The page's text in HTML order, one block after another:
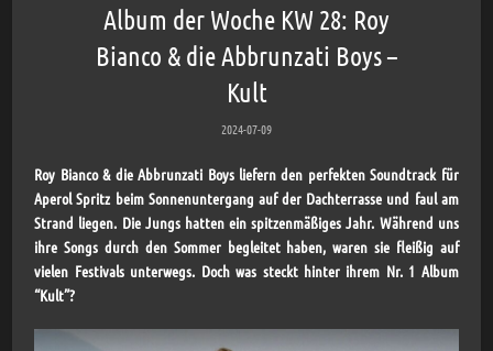
Album der Woche KW 28: Roy
Bianco & die Abbrunzati Boys –
Kult
2024-07-09
Roy Bianco & die Abbrunzati Boys liefern den perfekten Soundtrack für
Aperol Spritz beim Sonnenuntergang auf der Dachterrasse und faul am
Strand liegen. Die Jungs hatten ein spitzenmäßiges Jahr. Während uns
ihre Songs durch den Sommer begleitet haben, waren sie fleißig auf
vielen Festivals unterwegs. Doch was steckt hinter ihrem Nr. 1 Album
“Kult”?